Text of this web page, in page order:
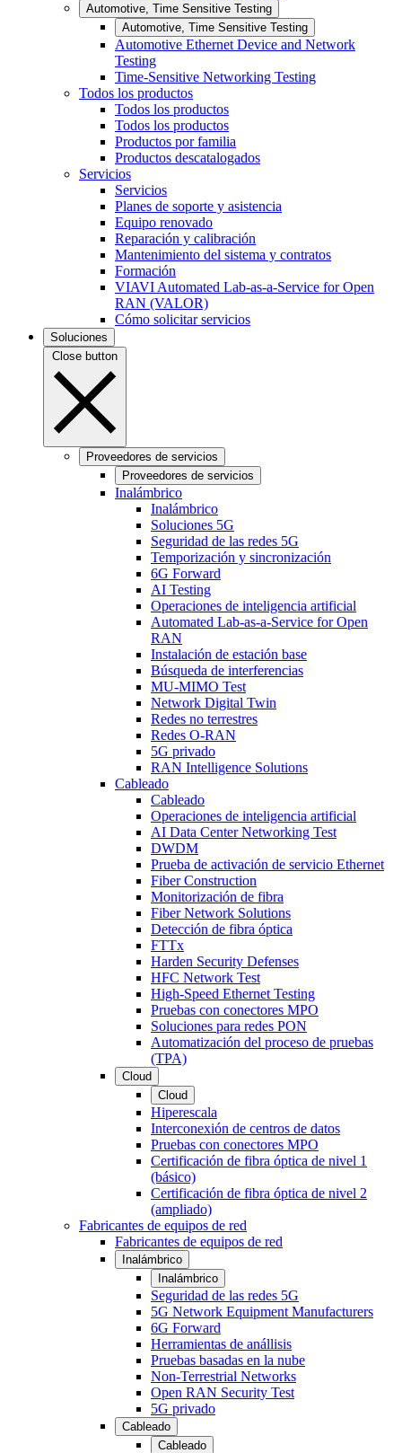
Automotive, Time Sensitive Testing
Automotive, Time Sensitive Testing
Automotive Ethernet Device and Network
Testing
Time-Sensitive Networking Testing
Todos los productos
Todos los productos
Todos los productos
Productos por familia
Productos descatalogados
Servicios
Servicios
Planes de soporte y asistencia
Equipo renovado
Reparación y calibración
Mantenimiento del sistema y contratos
Formación
VIAVI Automated Lab-as-a-Service for Open
RAN (VALOR)
Cómo solicitar servicios
Soluciones
Close button
Proveedores de servicios
Proveedores de servicios
Inalámbrico
Inalámbrico
Soluciones 5G
Seguridad de las redes 5G
Temporización y sincronización
6G Forward
AI Testing
Operaciones de inteligencia artificial
Automated Lab-as-a-Service for Open
RAN
Instalación de estación base
Búsqueda de interferencias
MU-MIMO Test
Network Digital Twin
Redes no terrestres
Redes O-RAN
5G privado
RAN Intelligence Solutions
Cableado
Cableado
Operaciones de inteligencia artificial
AI Data Center Networking Test
DWDM
Prueba de activación de servicio Ethernet
Fiber Construction
Monitorización de fibra
Fiber Network Solutions
Detección de fibra óptica
FTTx
Harden Security Defenses
HFC Network Test
High-Speed Ethernet Testing
Pruebas con conectores MPO
Soluciones para redes PON
Automatización del proceso de pruebas
(TPA)
Cloud
Cloud
Hiperescala
Interconexión de centros de datos
Pruebas con conectores MPO
Certificación de fibra óptica de nivel 1
(básico)
Certificación de fibra óptica de nivel 2
(ampliado)
Fabricantes de equipos de red
Fabricantes de equipos de red
Inalámbrico
Inalámbrico
Seguridad de las redes 5G
5G Network Equipment Manufacturers
6G Forward
Herramientas de anállisis
Pruebas basadas en la nube
Non-Terrestrial Networks
Open RAN Security Test
5G privado
Cableado
Cableado